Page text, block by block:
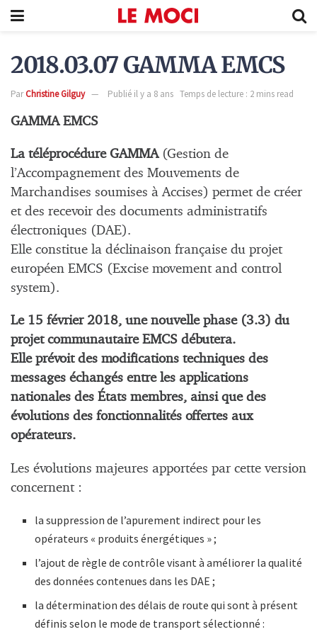
2018.03.07 GAMMA EMCS
ParChristine Gilguy Publié il y a 8 ans Temps de lecture : 2 mins read
GAMMA EMCS
La téléprocédure GAMMA(Gestion de
l’Accompagnement des Mouvements de
Marchandises soumises à Accises) permet de créer
et des recevoir des documents administratifs
électroniques (DAE).
Elle constitue la déclinaison française du projet
européen EMCS (Excise movement and control
system).
Le 15 février 2018, une nouvelle phase (3.3) du
projet communautaire EMCS débutera.
Elle prévoit des modifications techniques des
messages échangés entre les applications
nationales des États membres, ainsi que des
évolutions des fonctionnalités offertes aux
opérateurs.
Les évolutions majeures apportées par cette version
concernent :
la suppression de l’apurement indirect pour les
opérateurs « produits énergétiques » ;
l’ajout de règle de contrôle visant à améliorer la qualité
des données contenues dans les DAE ;
la détermination des délais de route qui sont à présent
définis selon le mode de transport sélectionné :